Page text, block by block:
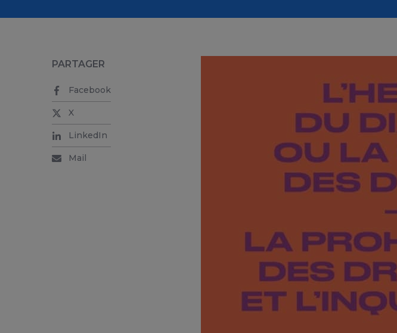
PARTAGER
Facebook
X
LinkedIn
Mail